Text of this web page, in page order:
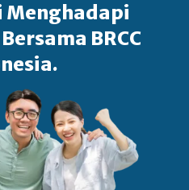
Menghadapi
BRCC